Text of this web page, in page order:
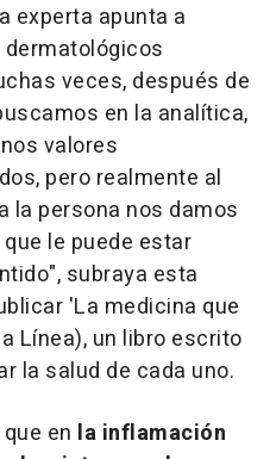
experta apunta a
veces, después de
en la analítica,
valores
pero realmente al
la persona nos damos
le puede estar
subraya esta
'La medicina que
Línea), un libro escrito
la salud de cada uno.
en la inflamación